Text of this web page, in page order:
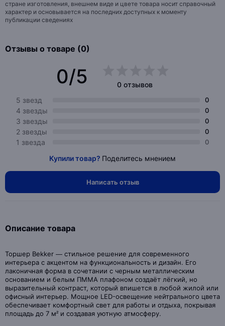
стране изготовления, внешнем виде и цвете товара носит справочный
характер и основывается на последних доступных к моменту
публикации сведениях
Отзывы о товаре (0)
0/5
0 отзывов
5 звезд
0
4 звезды 0
3 звезды 0
2 звезды 0
1 звезда 0
Купили товар? Поделитесь мнением
Написать отзыв
Описание товара
Торшер Bekker — стильное решение для современного
интерьера с акцентом на функциональность и дизайн. Его
лаконичная форма в сочетании с черным металлическим
основанием и белым ПММА плафоном создаёт лёгкий, но
выразительный контраст, который впишется в любой жилой или
офисный интерьер. Мощное LED-освещение нейтрального цвета
обеспечивает комфортный свет для работы и отдыха, покрывая
площадь до 7 м² и создавая уютную атмосферу.